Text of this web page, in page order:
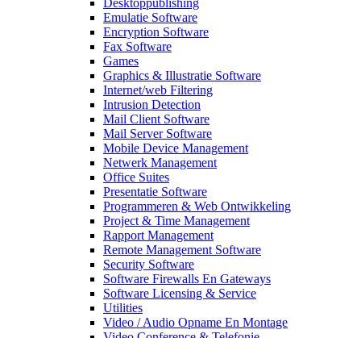
Emulatie Software
Encryption Software
Fax Software
Games
Graphics & Illustratie Software
Internet/web Filtering
Intrusion Detection
Mail Client Software
Mail Server Software
Mobile Device Management
Netwerk Management
Office Suites
Presentatie Software
Programmeren & Web Ontwikkeling
Project & Time Management
Rapport Management
Remote Management Software
Security Software
Software Firewalls En Gateways
Software Licensing & Service
Utilities
Video / Audio Opname En Montage